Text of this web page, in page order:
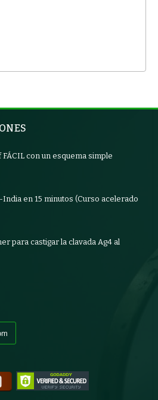
con un esquema simple
en 15 minutos (Curso acelerado
para castigar la clavada Ag4 al